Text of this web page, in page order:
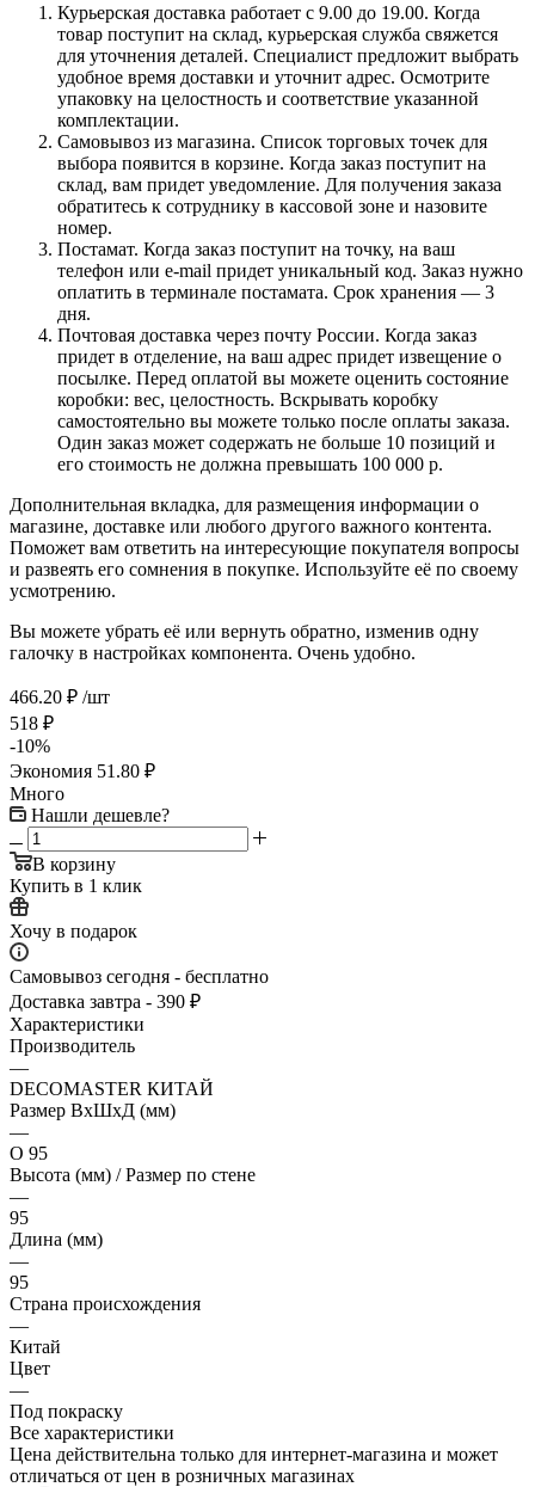
Курьерская доставка работает с 9.00 до 19.00. Когда
товар поступит на склад, курьерская служба свяжется
для уточнения деталей. Специалист предложит выбрать
удобное время доставки и уточнит адрес. Осмотрите
упаковку на целостность и соответствие указанной
комплектации.
Самовывоз из магазина. Список торговых точек для
выбора появится в корзине. Когда заказ поступит на
склад, вам придет уведомление. Для получения заказа
обратитесь к сотруднику в кассовой зоне и назовите
номер.
Постамат. Когда заказ поступит на точку, на ваш
телефон или e-mail придет уникальный код. Заказ нужно
оплатить в терминале постамата. Срок хранения — 3
дня.
Почтовая доставка через почту России. Когда заказ
придет в отделение, на ваш адрес придет извещение о
посылке. Перед оплатой вы можете оценить состояние
коробки: вес, целостность. Вскрывать коробку
самостоятельно вы можете только после оплаты заказа.
Один заказ может содержать не больше 10 позиций и
его стоимость не должна превышать 100 000 р.
Дополнительная вкладка, для размещения информации о
магазине, доставке или любого другого важного контента.
Поможет вам ответить на интересующие покупателя вопросы
и развеять его сомнения в покупке. Используйте её по своему
усмотрению.
Вы можете убрать её или вернуть обратно, изменив одну
галочку в настройках компонента. Очень удобно.
466.20 ₽ /шт
518 ₽
-10%
Экономия 51.80 ₽
Много
Нашли дешевле?
В корзину
Купить в 1 клик
Хочу в подарок
Самовывоз сегодня - бесплатно
Доставка завтра - 390 ₽
Характеристики
Производитель
—
DECOMASTER КИТАЙ
Размер ВхШхД (мм)
—
О 95
Высота (мм) / Размер по стене
—
95
Длина (мм)
—
95
Страна происхождения
—
Китай
Цвет
—
Под покраску
Все характеристики
Цена действительна только для интернет-магазина и может
отличаться от цен в розничных магазинах